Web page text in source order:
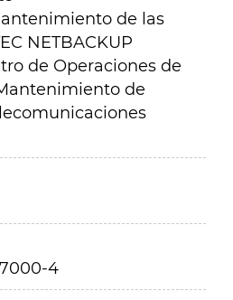
de las
NETBACKUP
de Operaciones de
de
4